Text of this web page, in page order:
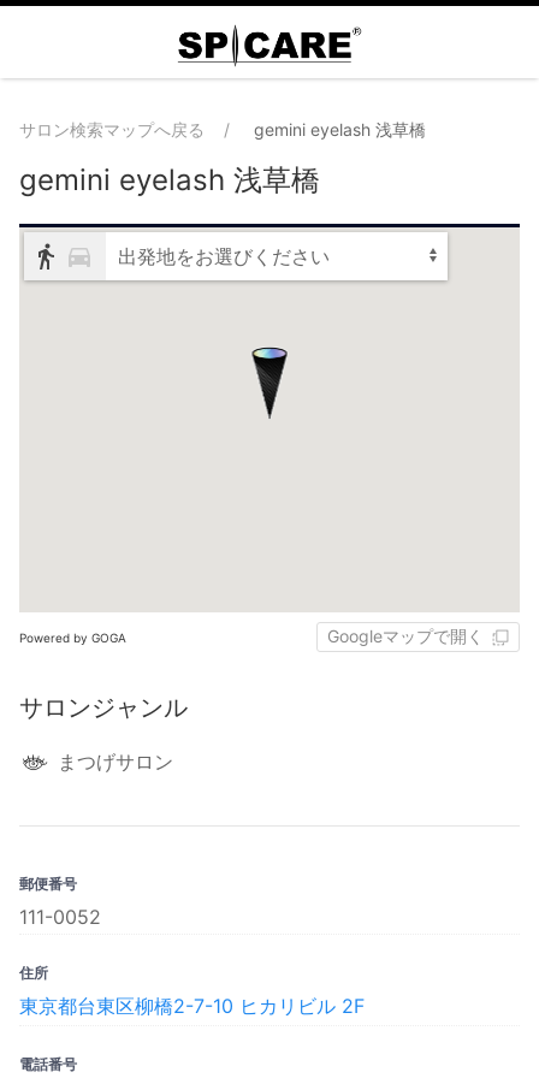
サロン検索マップへ戻る gemini eyelash 浅草橋
gemini eyelash 浅草橋
出発地をお選びください
Powered by GOGA Googleマップで開く
サロンジャンル
まつげサロン
郵便番号
111-0052
住所
東京都台東区柳橋2-7-10 ヒカリビル 2F
電話番号